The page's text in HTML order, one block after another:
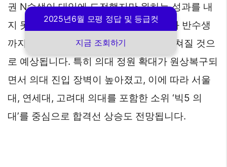
2025년6월 모평 정답 및 등급컷
지금 조회하기
권 N수생이 대입에 도전했지만 원하는 성과를 내
지 못해 잔류한 데 이어, 올해는 재수생과 반수생
까지 가세하면서 한층 치열한 경쟁이 펼쳐질 것으
로 예상됩니다. 특히 의대 정원 확대가 원상복구되
면서 의대 진입 장벽이 높아졌고, 이에 따라 서울
대, 연세대, 고려대 의대를 포함한 소위 ‘빅5 의
대’를 중심으로 합격선 상승도 전망됩니다.